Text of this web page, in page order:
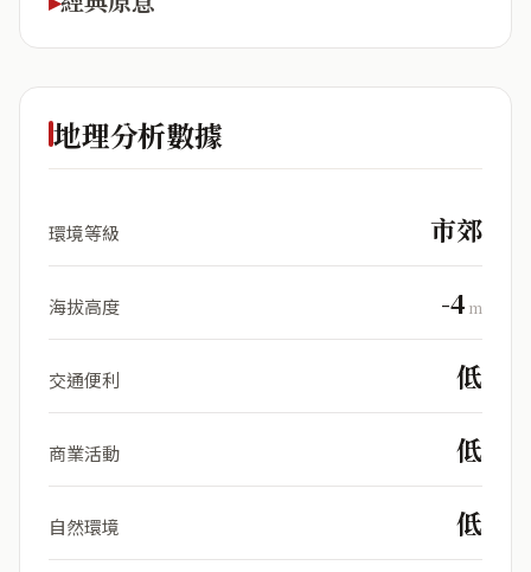
地理分析數據
環境等級 市郊
海拔高度 -4 m
交通便利 低
商業活動 低
自然環境 低